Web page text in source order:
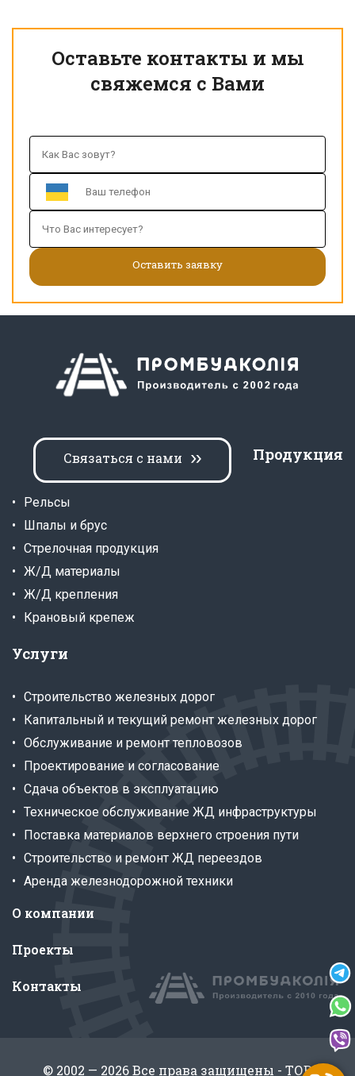
Оставьте контакты и мы
свяжемся с Вами
Услуги
Строительство железных дорог
Капитальный и текущий ремонт железных дорог
Обслуживание и ремонт тепловозов
Проектирование и согласование
Сдача объектов в эксплуатацию
Техническое обслуживание ЖД инфраструктуры
Поставка материалов верхнего строения пути
Строительство и ремонт ЖД переездов
Аренда железнодорожной техники
Продукция
Рельсы
Шпалы и брус
Стрелочная продукция
Ж/Д материалы
Ж/Д крепления
Крановый крепеж
Связаться с нами
О компании
Проекты
Контакты
© 2002 — 2026 Все права защищены - ТОВ